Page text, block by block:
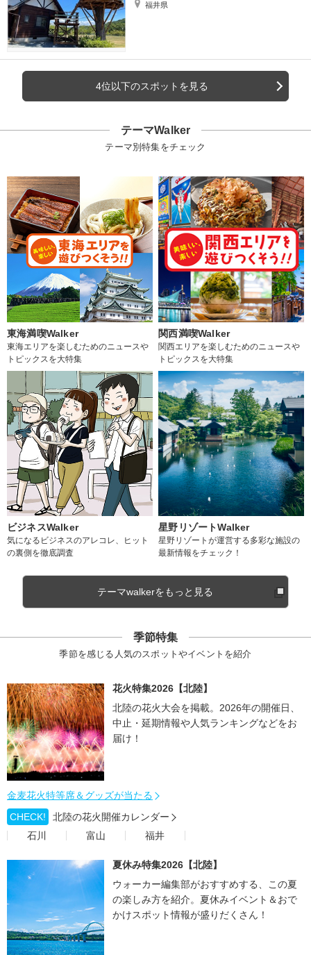
福井県
4位以下のスポットを見る
テーマWalker
テーマ別特集をチェック
東海満喫Walker
東海エリアを楽しむためのニュースや
トピックスを大特集
関西満喫Walker
関西エリアを楽しむためのニュースや
トピックスを大特集
ビジネスWalker
気になるビジネスのアレコレ、ヒット
の裏側を徹底調査
星野リゾートWalker
星野リゾートが運営する多彩な施設の
最新情報をチェック！
テーマwalkerをもっと見る
季節特集
季節を感じる人気のスポットやイベントを紹介
花火特集2026【北陸】
北陸の花火大会を掲載。2026年の開催日、
中止・延期情報や人気ランキングなどをお
届け！
金麦花火特等席＆グッズが当たる
CHECK!
北陸の花火開催カレンダー
石川
富山 福井
夏休み特集2026【北陸】
ウォーカー編集部がおすすめする、この夏
の楽しみ方を紹介。夏休みイベント＆おで
かけスポット情報が盛りだくさん！